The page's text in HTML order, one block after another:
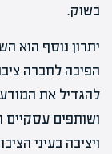
בשוק.
יתרון נוסף הוא
הפיכה לחברה
להגדיל את
ושותפים
ויציבה בעיני